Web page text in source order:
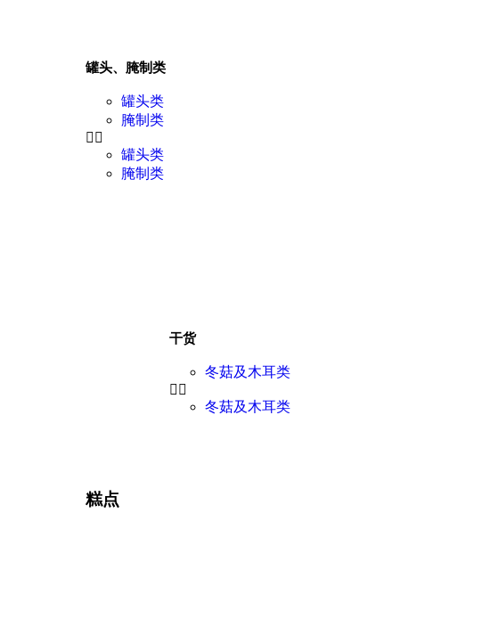
罐头、腌制类
罐头类
腌制类
罐头类
腌制类
干货
冬菇及木耳类
冬菇及木耳类
糕点